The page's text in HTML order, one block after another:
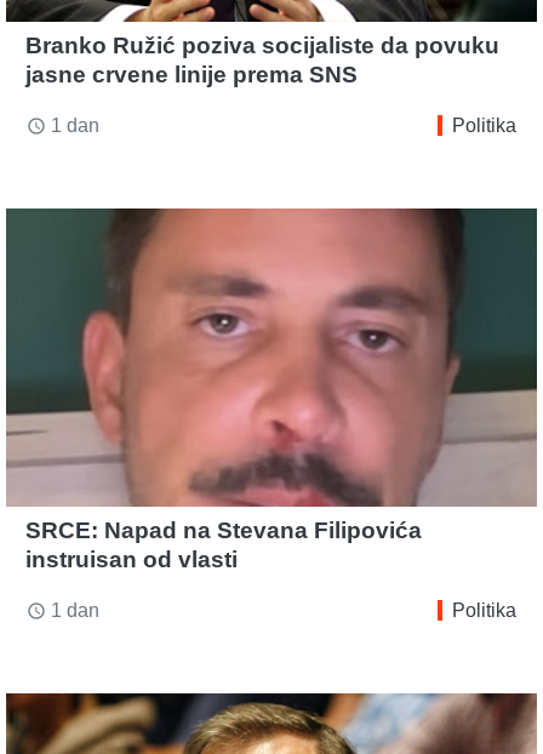
Branko Ružić poziva socijaliste da povuku
jasne crvene linije prema SNS
access_time 1 dan Politika
SRCE: Napad na Stevana Filipovića
instruisan od vlasti
access_time 1 dan Politika